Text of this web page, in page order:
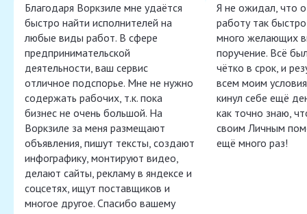
Благодаря Воркзиле мне удаётся
быстро найти исполнителей на
любые виды работ. В сфере
предпринимательской
деятельности, ваш сервис
отличное подспорье. Мне не нужно
содержать рабочих, т.к. пока
бизнес не очень большой. На
Воркзиле за меня размещают
объявления, пишут тексты, создают
инфографику, монтируют видео,
делают сайты, рекламу в яндексе и
соцсетях, ищут поставщиков и
многое другое. Спасибо вашему
Я не ожидал, что
работу так
много желающих
поручение. Всё
чётко в срок, и
всем моим
кинул себе ещё
как точно знаю,
своим Личным
ещё много раз!